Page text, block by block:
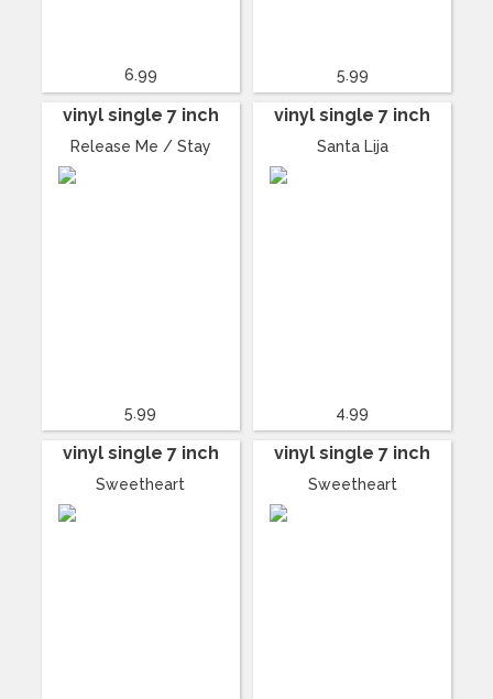
6.99 5.99
vinyl single 7 inch
Release Me / Stay
5.99
vinyl single 7 inch
Santa Lija
4.99
vinyl single 7 inch
Sweetheart
vinyl single 7 inch
Sweetheart